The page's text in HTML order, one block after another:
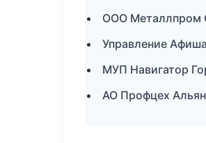
ООО Металлпром
Управление
МУП Навигатор
АО Профцех